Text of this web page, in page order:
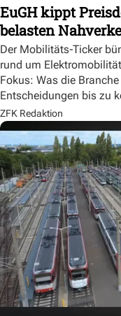
EuGH kippt
belasten
Der Mobilitäts-Ticker
rund um
Fokus: Was die
Entscheidungen bis zu
ZFK Redaktion